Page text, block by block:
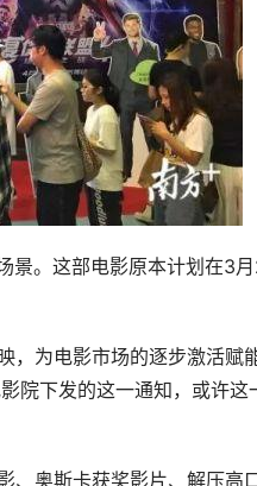
。这部电影原本计划在3
为电影市场的逐步激活赋
院下发的这一通知，或许这
、奥斯卡获奖影片、解压高